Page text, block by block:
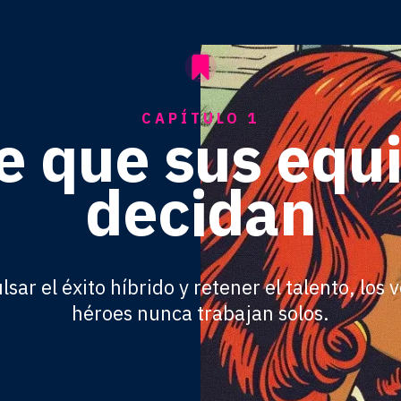
CAPÍTULO 1
que sus
decidan
el éxito híbrido y retener el talento, los
héroes nunca trabajan solos.